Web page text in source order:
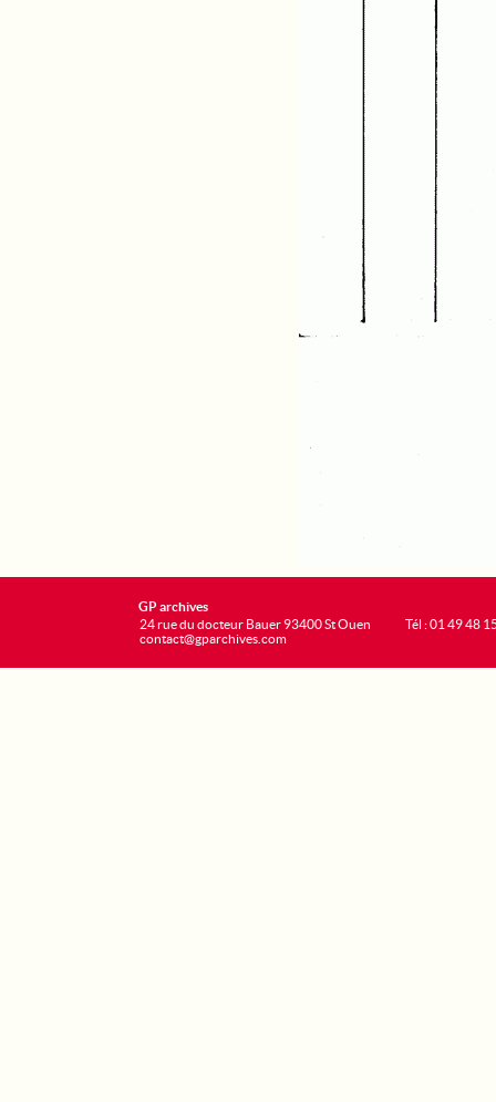
GP archives
24 rue du docteur Bauer 93400 St Ouen
contact@gparchives.com
Tél : 01 49 48